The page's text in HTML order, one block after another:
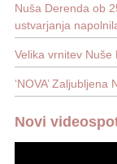
Nuša Derenda ob
ustvarjanja
Velika vrnitev Nuše
‘NOVA’
Novi